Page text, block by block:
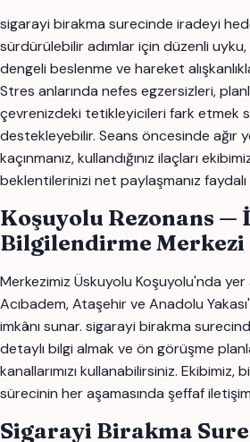
sigarayi birakma surecinde iradeyi
sürdürülebilir adımlar için düzenli
dengeli beslenme ve hareket
Stres anlarında nefes egzersizleri,
çevrenizdeki tetikleyicileri fark etmek
destekleyebilir. Seans öncesinde ağır
kaçınmanız, kullandığınız ilaçları
beklentilerinizi net paylaşmanız faydalı
Koşuyolu Rezonans —
Bilgilendirme Merkezi
Merkezimiz Üskuyolu Koşuyolu'nda yer
Acıbadem, Ataşehir ve Anadolu
imkânı sunar. sigarayi birakma
detaylı bilgi almak ve ön görüşme
kanallarımızı kullanabilirsiniz. Ekibimiz,
sürecinin her aşamasında şeffaf
Sigarayi Birakma